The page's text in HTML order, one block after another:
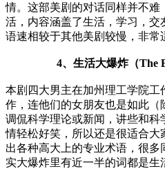
情。这部美剧的对话同样并不
活，内容涵盖了生活，学习，
语速相较于其他美剧较慢，非常
4、生活大爆炸（The
本剧四大男主在加州理工学院工
作，连他们的女朋友也是如此（
调侃科学理论或新闻，讲些和科
情轻松好笑，所以还是很适合
出各种高大上的专业术语，很
实大爆炸里有近一半的词都是